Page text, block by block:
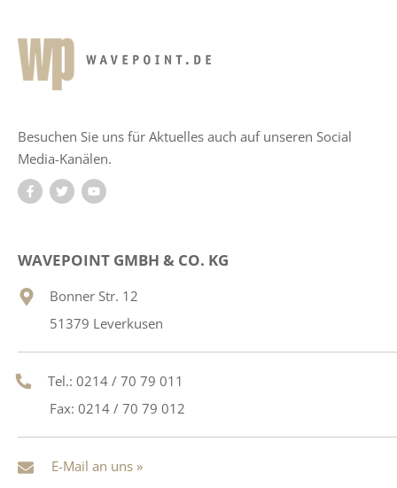
Besuchen Sie uns für Aktuelles auch auf unseren Social
Media-Kanälen.
WAVEPOINT GMBH & CO. KG
Bonner Str. 12
51379 Leverkusen
Tel.: 0214 / 70 79 011
Fax: 0214 / 70 79 012
E-Mail an uns »